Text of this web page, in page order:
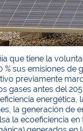
que tiene la
sus emisiones de
previamente
gases antes del
la generación de
la ecoeficiencia